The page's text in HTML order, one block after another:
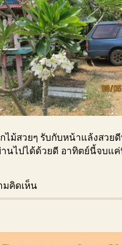
ไม้สวยๆ รับกับหน้าแล้งสวย
านไปได้ด้วยดี อาทิตย์นี้จบแ
มคิดเห็น